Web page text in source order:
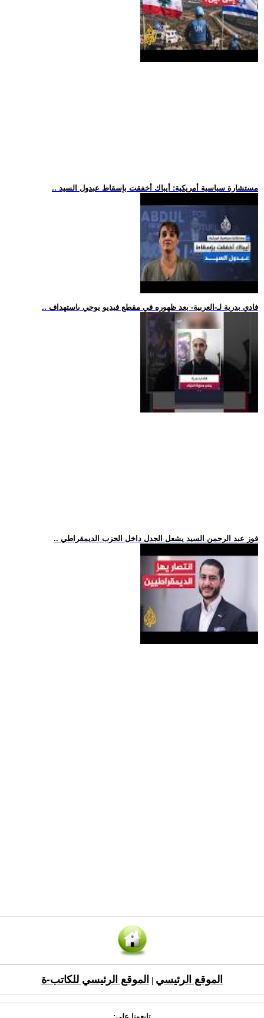
.. مستشارة سياسية أمريكية: أيباك أخفقت بإسقاط عبدول السيد
.. فادي بدرية لـ-العربية- بعد ظهوره في مقطع فيديو يوحي باستهداف
.. فوز عبد الرحمن السيد يشعل الجدل داخل الحزب الديمقراطي
الموقع الرئيسي الموقع الرئيسي للكاتب-ة